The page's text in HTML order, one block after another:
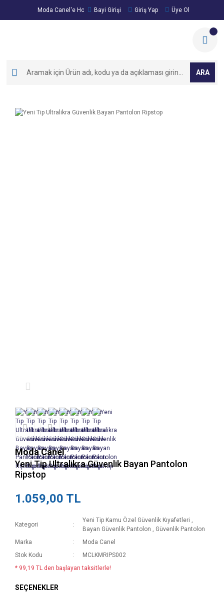
Moda Canel'e Hoşgeldiniz!
Bayi Girişi Giriş Yap Üye Ol
ARA
Moda Canel
Yeni Tip Ultralikra Güvenlik Bayan Pantolon
Ripstop
1.059,00 TL
Kategori
Yeni Tip Kamu Özel Güvenlik Kıyafetleri ,
Bayan Güvenlik Pantolon , Güvenlik Pantolon
Marka
Moda Canel
Stok Kodu
MCLKMRIPS002
* 99,19 TL den başlayan taksitlerle!
SEÇENEKLER